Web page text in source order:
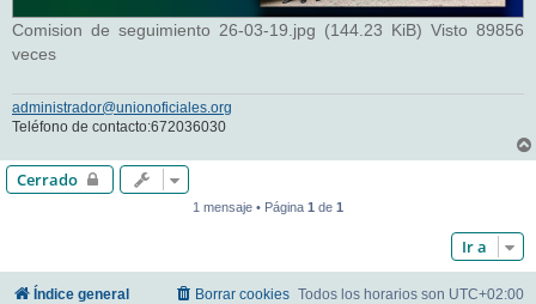
Comision de seguimiento 26-03-19.jpg (144.23 KiB) Visto 89856
veces
administrador@unionoficiales.org
Teléfono de contacto:672036030
Cerrado
1 mensaje • Página 1 de 1
Ir a
Índice general Todos los horarios son UTC+02:00
Borrar cookies